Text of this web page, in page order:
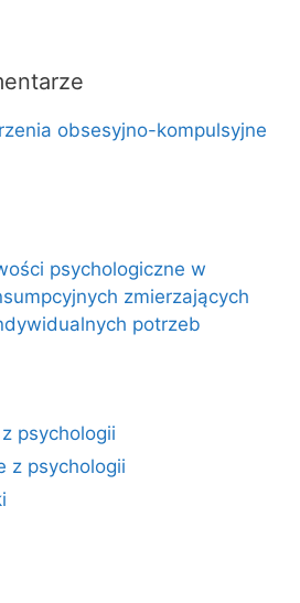
obsesyjno-kompulsyjne
psychologiczne w
zmierzających
potrzeb
psychologii
z psychologii